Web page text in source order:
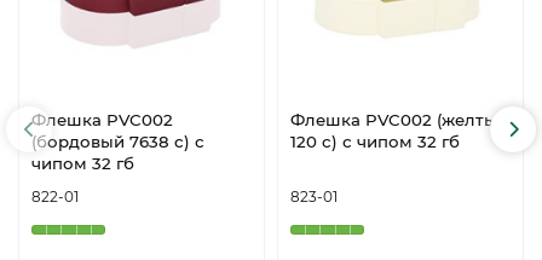
Флешка PVC002
(бордовый 7638 c) с
чипом 32 гб
822-01
Флешка PVC002 (желтый
120 c) с чипом 32 гб
823-01